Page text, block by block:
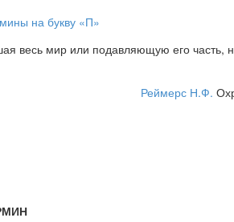
на букву «П»
весь мир или подавляющую его
Реймерс Н.Ф.